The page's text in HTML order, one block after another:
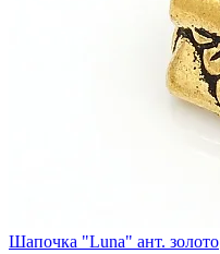
Шапочка "Luna" ант. золото